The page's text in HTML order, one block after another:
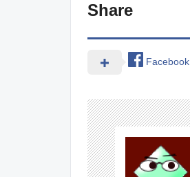
Share
Facebook